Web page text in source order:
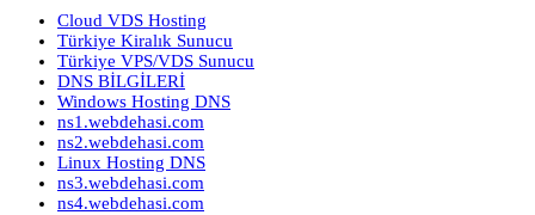
Cloud VDS Hosting
Türkiye Kiralık Sunucu
Türkiye VPS/VDS Sunucu
DNS BİLGİLERİ
Windows Hosting DNS
ns1.webdehasi.com
ns2.webdehasi.com
Linux Hosting DNS
ns3.webdehasi.com
ns4.webdehasi.com